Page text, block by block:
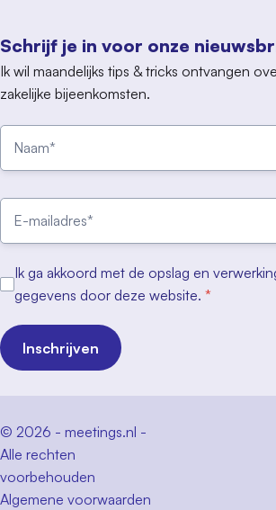
Schrijf je in voor onze
Ik wil maandelijks tips & tricks ontvangen
zakelijke bijeenkomsten.
Ik ga akkoord met de opslag en
gegevens door deze website. *
Inschrijven
© 2026 - meetings.nl -
Alle rechten
voorbehouden
Algemene voorwaarden